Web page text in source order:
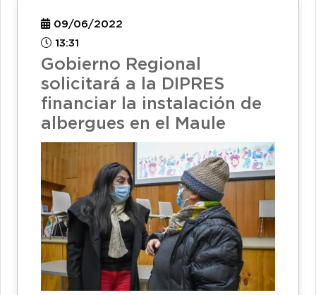
09/06/2022
13:31
Gobierno Regional
solicitará a la DIPRES
financiar la instalación de
albergues en el Maule